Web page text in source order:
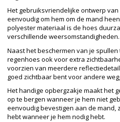
Het gebruiksvriendelijke ontwerp
eenvoudig om hem om de mand
polyester materiaal is de hoes
verschillende weersomstandigheden.
Naast het beschermen van je
regenhoes ook voor extra
voorzien van meerdere
goed zichtbaar bent voor andere
Het handige opbergzakje maakt het
op te bergen wanneer je hem niet
eenvoudig bevestigen aan de mand,
hebt wanneer je hem nodig hebt.